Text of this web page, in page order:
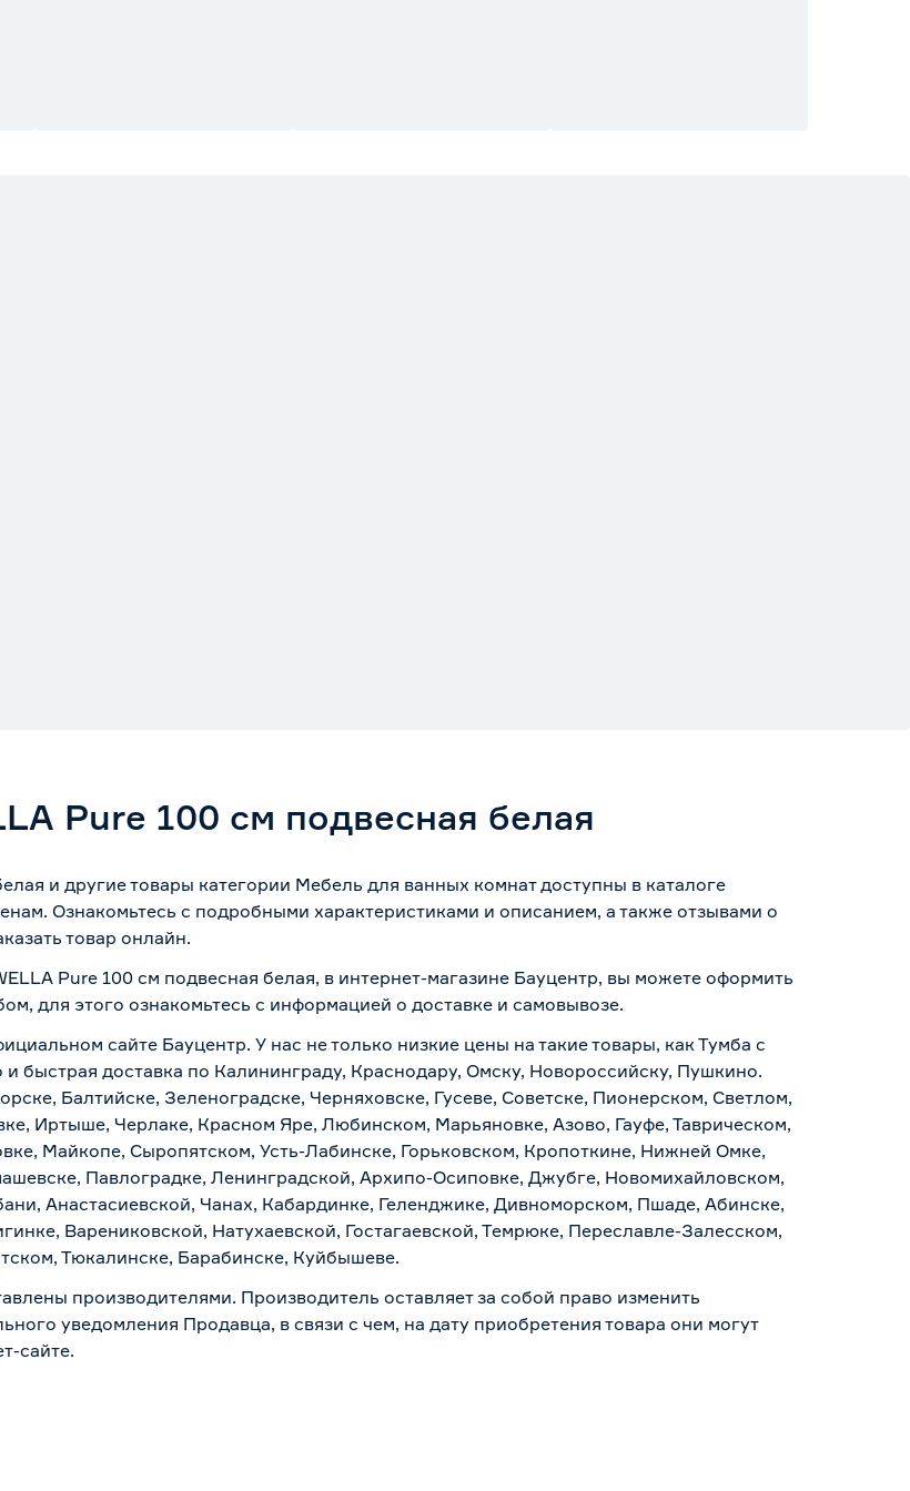
Pure 100 см подвесная белая
и другие товары категории Мебель для ванных комнат доступны в каталоге
Ознакомьтесь с подробными характеристиками и описанием, а также отзывами о
товар онлайн.
Pure 100 см подвесная белая, в интернет-магазине Бауцентр, вы можете оформить
для этого ознакомьтесь с информацией о доставке и самовывозе.
сайте Бауцентр. У нас не только низкие цены на такие товары, как Тумба с
быстрая доставка по Калининграду, Краснодару, Омску, Новороссийску, Пушкино.
Балтийске, Зеленоградске, Черняховске, Гусеве, Советске, Пионерском, Светлом,
Иртыше, Черлаке, Красном Яре, Любинском, Марьяновке, Азово, Гауфе, Таврическом,
Майкопе, Сыропятском, Усть-Лабинске, Горьковском, Кропоткине, Нижней Омке,
Павлоградке, Ленинградской, Архипо-Осиповке, Джубге, Новомихайловском,
Анастасиевской, Чанах, Кабардинке, Геленджике, Дивноморском, Пшаде, Абинске,
Варениковской, Натухаевской, Гостагаевской, Темрюке, Переславле-Залесском,
Тюкалинске, Барабинске, Куйбышеве.
производителями. Производитель оставляет за собой право изменить
уведомления Продавца, в связи с чем, на дату приобретения товара они могут
сайте.